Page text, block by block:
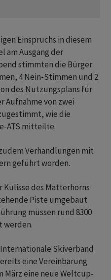
Einspruchs in diesem
am Ausgang der
stimmten die Bürger
4 Nein-Stimmen und 2
des Nutzungsplans für
Aufnahme von zwei
wie die
ATS mitteilte.
Verhandlungen mit
geführt worden.
Kulisse des Matterhorns
Piste umgebaut
müssen rund 8300
werden.
Skiverband
eine Vereinbarung
März eine neue Weltcup-